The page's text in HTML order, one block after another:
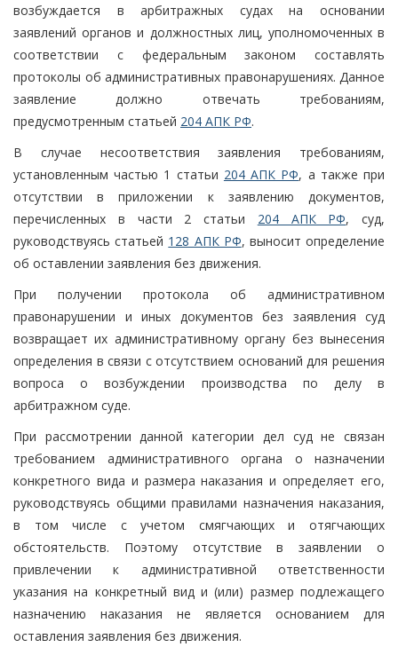
возбуждается в арбитражных судах на основании
заявлений органов и должностных лиц, уполномоченных в
соответствии с федеральным законом составлять
протоколы об административных правонарушениях. Данное
заявление должно отвечать требованиям,
предусмотренным статьей 204 АПК РФ.
В случае несоответствия заявления требованиям,
установленным частью 1 статьи 204 АПК РФ, а также при
отсутствии в приложении к заявлению документов,
перечисленных в части 2 статьи 204 АПК РФ, суд,
руководствуясь статьей 128 АПК РФ, выносит определение
об оставлении заявления без движения.
При получении протокола об административном
правонарушении и иных документов без заявления суд
возвращает их административному органу без вынесения
определения в связи с отсутствием оснований для решения
вопроса о возбуждении производства по делу в
арбитражном суде.
При рассмотрении данной категории дел суд не связан
требованием административного органа о назначении
конкретного вида и размера наказания и определяет его,
руководствуясь общими правилами назначения наказания,
в том числе с учетом смягчающих и отягчающих
обстоятельств. Поэтому отсутствие в заявлении о
привлечении к административной ответственности
указания на конкретный вид и (или) размер подлежащего
назначению наказания не является основанием для
оставления заявления без движения.